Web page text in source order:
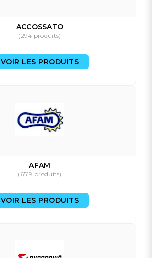
ACCOSSATO
(294 produits)
VOIR LES PRODUITS
AFAM
(6519 produits)
VOIR LES PRODUITS